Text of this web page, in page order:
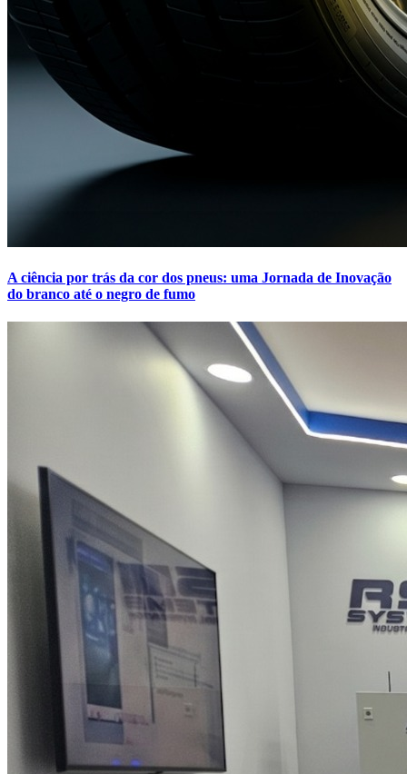
A ciência por trás da cor dos pneus: uma Jornada de Inovação
do branco até o negro de fumo